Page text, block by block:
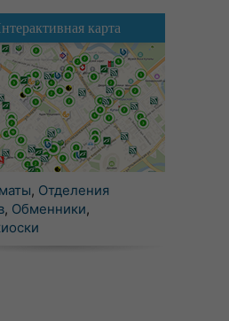
карта
, Отделения
, Обменники,